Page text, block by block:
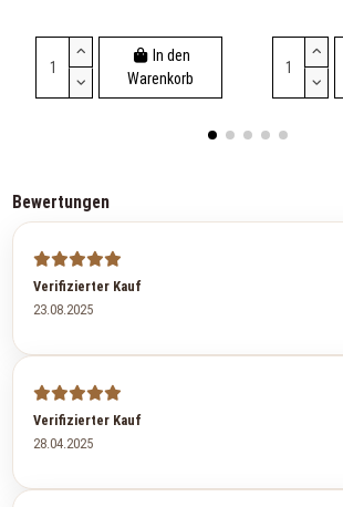
In den
Warenkorb
Bewertungen
Verifizierter Kauf
23.08.2025
Verifizierter Kauf
28.04.2025